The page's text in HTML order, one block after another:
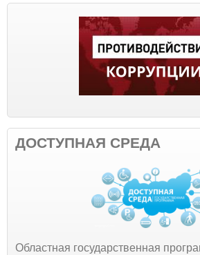
ДОСТУПНАЯ СРЕДА
Областная государственная